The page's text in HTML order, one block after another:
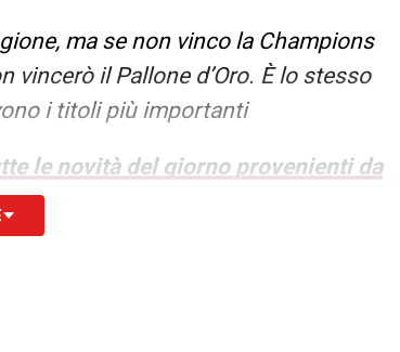
ma se non vinco la Champions
vincerò il Pallone d’Oro. È lo stesso
i titoli più importanti
le novità del giorno provenienti da